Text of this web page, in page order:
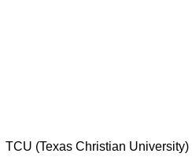
TCU (Texas Christian